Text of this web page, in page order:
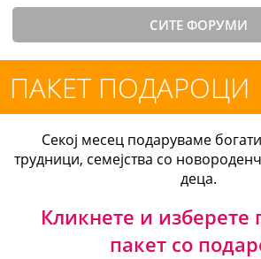
СИТЕ ФОРУМИ
ПАКЕТ ПОДАРОЦИ
Секој месец подаруваме
трудници, семејства со
деца.
Кликнете и изберете
пакет со